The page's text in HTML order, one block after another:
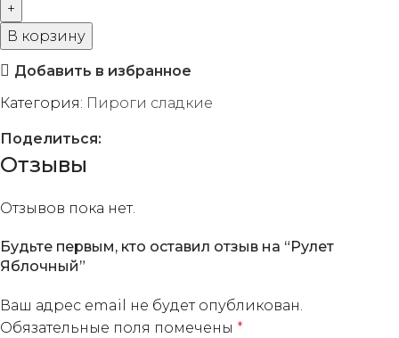
В корзину
Добавить в избранное
Категория: Пироги сладкие
Поделиться:
Отзывы
Отзывов пока нет.
Будьте первым, кто оставил отзыв на “Рулет
Яблочный”
Ваш адрес email не будет опубликован.
Обязательные поля помечены *